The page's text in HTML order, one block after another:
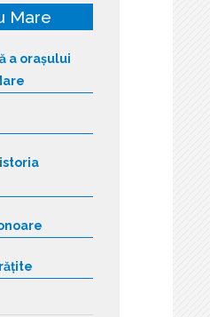
Mare
a orașului